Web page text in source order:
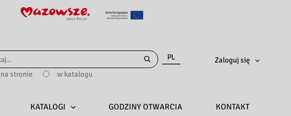
na stronie
w katalogu
PL Zaloguj się
KATALOGI GODZINY OTWARCIA KONTAKT